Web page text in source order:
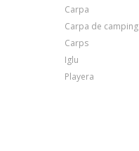
Carpa
Carpa de camping
Carps
Iglu
Playera